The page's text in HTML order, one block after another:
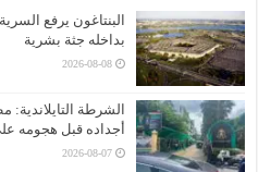
البنتاغون يرفع
بداخله جثة بشرية
2026-08-08
الشرطة
أجداده قبل هجومه
2026-08-07